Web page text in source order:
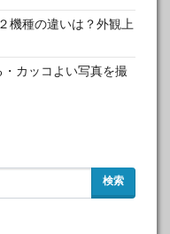
機種の違いは？外観上
・カッコよい写真を撮
検索